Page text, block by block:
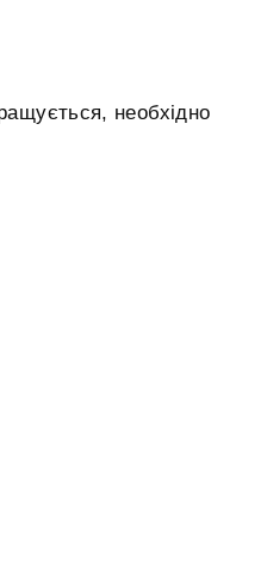
необхідно